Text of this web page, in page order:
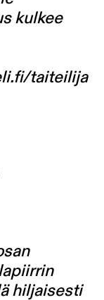
kulkee
taiteilija
hiljaisesti